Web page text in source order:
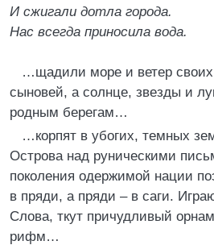
И сжигали дотла города.
Нас всегда приносила вода.
…щадили море и ветер
сыновей, а солнце, звезды и
родным берегам…
…корпят в убогих, темных
Острова над руническими
поколения одержимой нации
в пряди, а пряди – в саги.
Слова, ткут причудливый
рифм…